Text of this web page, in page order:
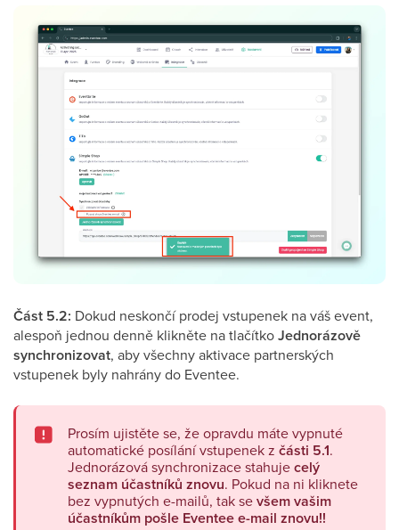
Část 5.2: Dokud neskončí prodej vstupenek na váš event,
alespoň jednou denně klikněte na tlačítkoJednorázově
synchronizovat, aby všechny aktivace partnerských
vstupenek byly nahrány do Eventee.
Prosím ujistěte se, že opravdu máte vypnuté
automatické posílání vstupenek z části 5.1.
Jednorázová synchronizace stahujecelý
seznam účastníků znovu. Pokud na ni kliknete
bez vypnutých e-mailů, tak sevšemvašim
účastníkům pošle Eventee e-mail znovu!!